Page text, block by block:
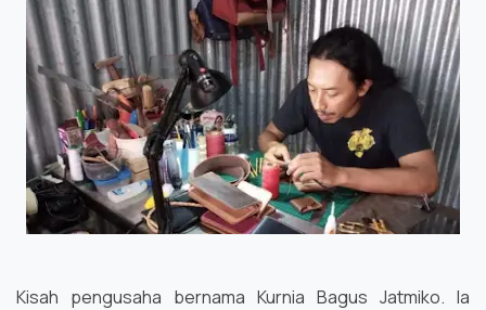
Kisah pengusaha bernama Kurnia Bagus Jatmiko. Ia